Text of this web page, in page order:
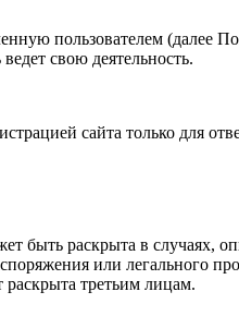
пользователем (далее
свою деятельность.
сайта только для
быть раскрыта в случаях,
или легального
третьим лицам.